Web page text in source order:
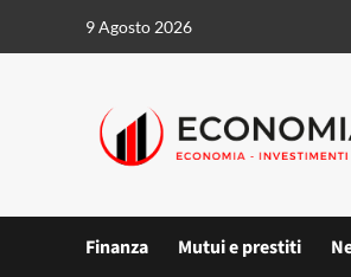
9 Agosto 2026
Finanza Mutui e prestiti